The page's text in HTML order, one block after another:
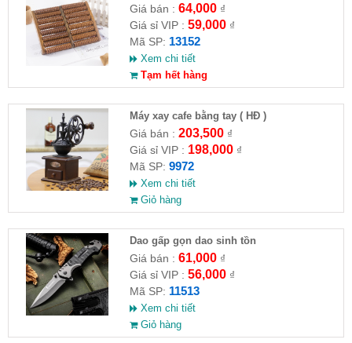
Giá bán : 64,000₫
Giá sỉ VIP : 59,000₫
Mã SP: 13152
Xem chi tiết
Tạm hết hàng
Máy xay cafe bằng tay ( HĐ )
Giá bán : 203,500₫
Giá sỉ VIP : 198,000₫
Mã SP: 9972
Xem chi tiết
Giỏ hàng
Dao gấp gọn dao sinh tồn
Giá bán : 61,000₫
Giá sỉ VIP : 56,000₫
Mã SP: 11513
Xem chi tiết
Giỏ hàng